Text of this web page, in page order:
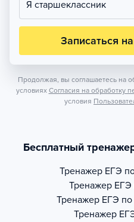
Я старшеклассник
Записаться
Продолжая, вы соглашаетесь на
условиях Согласия на обработку
условия
Бесплатный
Тренажер ЕГЭ
Тренажер ЕГЭ
Тренажер ЕГЭ
Тренажер